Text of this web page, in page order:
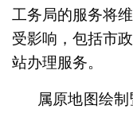
工务局的服务将
受影响，包括市
站办理服务。
属原地图绘